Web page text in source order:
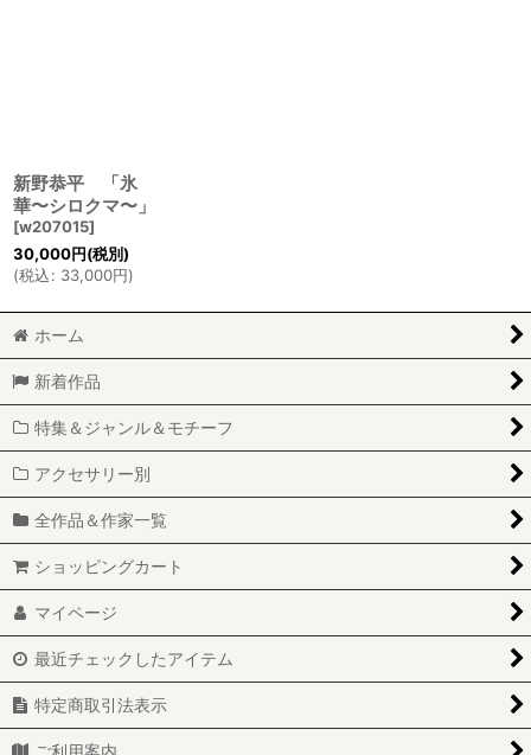
新野恭平 「氷
華〜シロクマ〜」
[w207015]
30,000円(税別)
(税込: 33,000円)
ホーム
新着作品
特集＆ジャンル＆モチーフ
アクセサリー別
全作品＆作家一覧
ショッピングカート
マイページ
最近チェックしたアイテム
特定商取引法表示
ご利用案内